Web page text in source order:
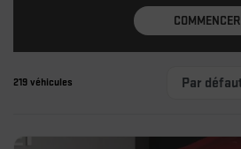
COMMENCER
219 véhicules